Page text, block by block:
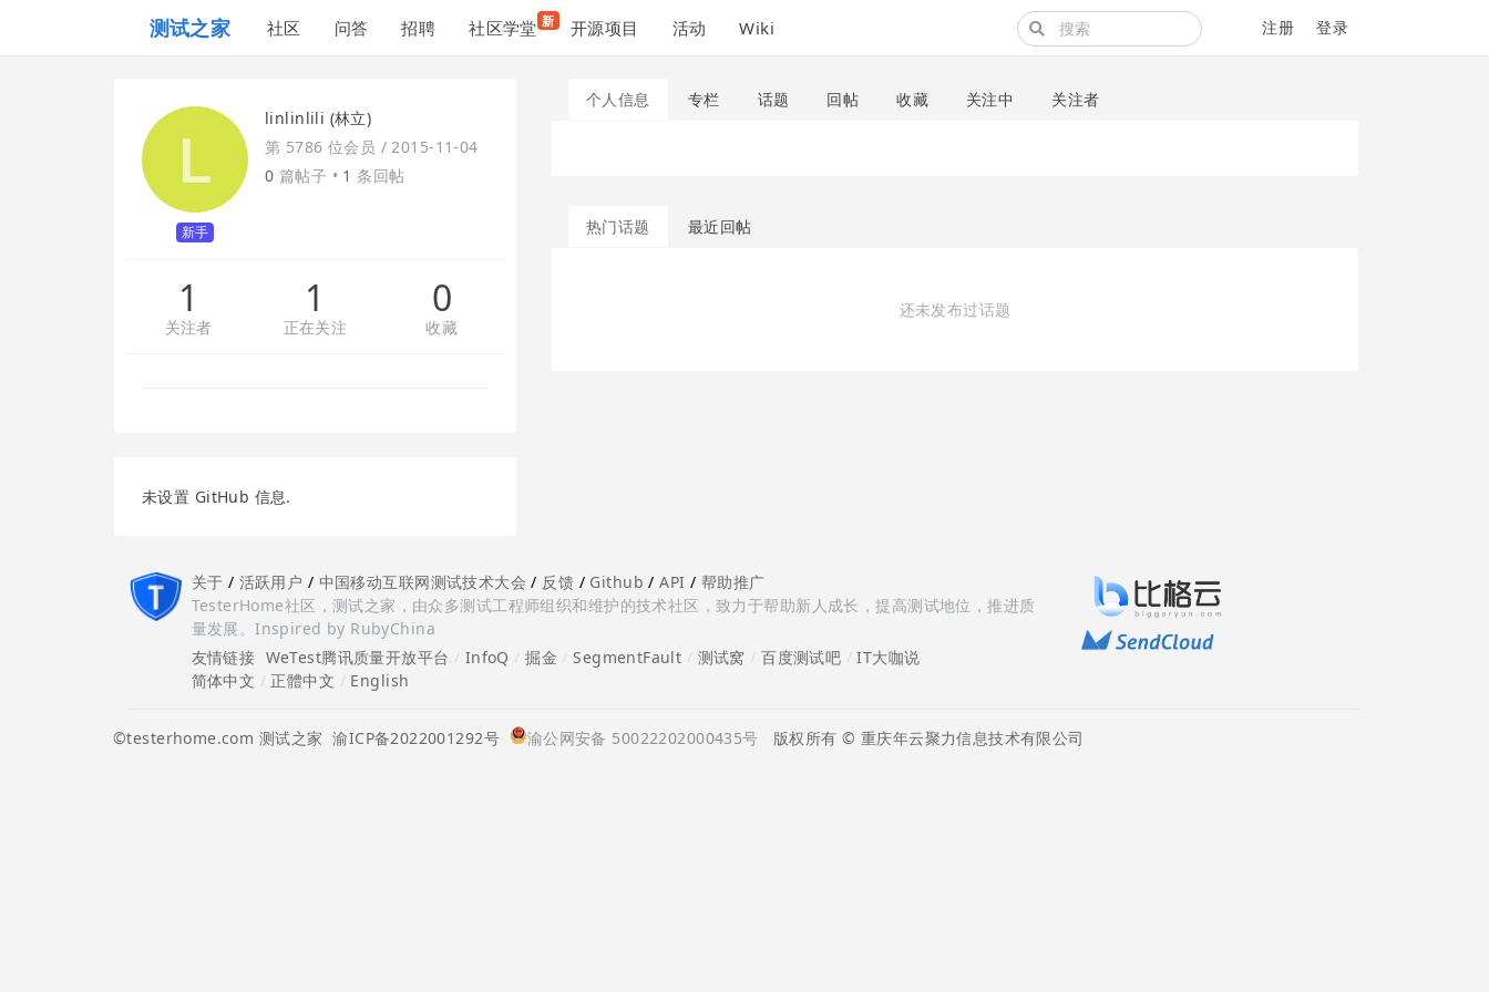
测试之家 社区 问答 招聘 社区学堂 新 开源项目 活动 Wiki 注册 登录
新手
linlinlili (林立)
第 5786 位会员 /2015-11-04
0 篇帖子 • 1 条回帖
1
关注者
1
正在关注
0
收藏
未设置 GitHub 信息.
个人信息 专栏 话题 回帖 收藏 关注中 关注者
热门话题 最近回帖
还未发布过话题
关于 / 活跃用户 / 中国移动互联网测试技术大会 / 反馈 / Github /API / 帮助推广
TesterHome社区，测试之家，由众多测试工程师组织和维护的技术社区，致力于帮助新人成长，提高测试地位，推进质
量发展。Inspired by RubyChina
友情链接 WeTest腾讯质量开放平台 InfoQ /掘金 /SegmentFault 测试窝 /百度测试吧 /IT大咖说
简体中文
正體中文 English
©testerhome.com 测试之家 渝ICP备2022001292号 渝公网安备 50022202000435号 版权所有 © 重庆年云聚力信息技术有限公司